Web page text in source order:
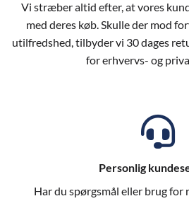
Vi stræber altid efter, at vores
med deres køb. Skulle der mod
utilfredshed, tilbyder vi 30 dages
for erhvervs- og
Personlig
Har du spørgsmål eller brug for